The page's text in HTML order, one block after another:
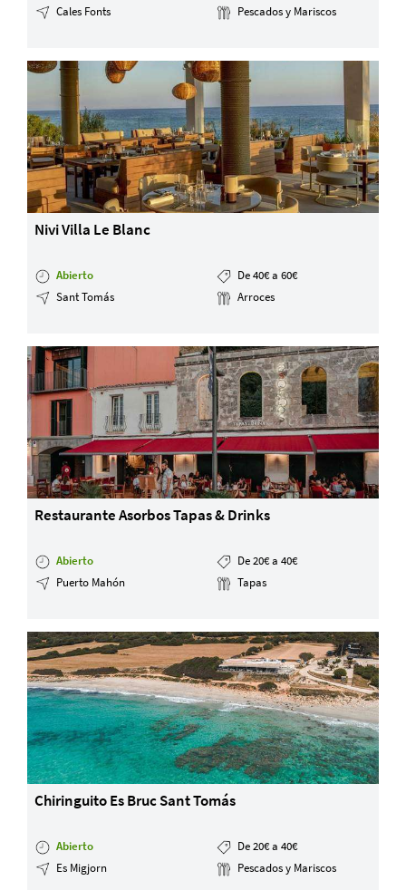
Cales Fonts
Pescados y Mariscos
Nivi Villa Le Blanc
Abierto
De 40€ a 60€
Sant Tomás
Arroces
Restaurante Asorbos Tapas & Drinks
Abierto
De 20€ a 40€
Puerto Mahón
Tapas
Chiringuito Es Bruc Sant Tomás
Abierto
De 20€ a 40€
Es Migjorn
Pescados y Mariscos